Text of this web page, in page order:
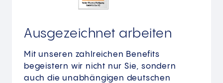
Ausgezeichnet arbeiten
Mit unseren zahlreichen Benefits
begeistern wir nicht nur Sie, sondern
auch die unabhängigen deutschen